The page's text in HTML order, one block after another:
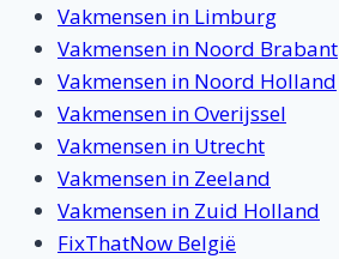
Vakmensen in Limburg
Vakmensen in Noord Brabant
Vakmensen in Noord Holland
Vakmensen in Overijssel
Vakmensen in Utrecht
Vakmensen in Zeeland
Vakmensen in Zuid Holland
FixThatNow België